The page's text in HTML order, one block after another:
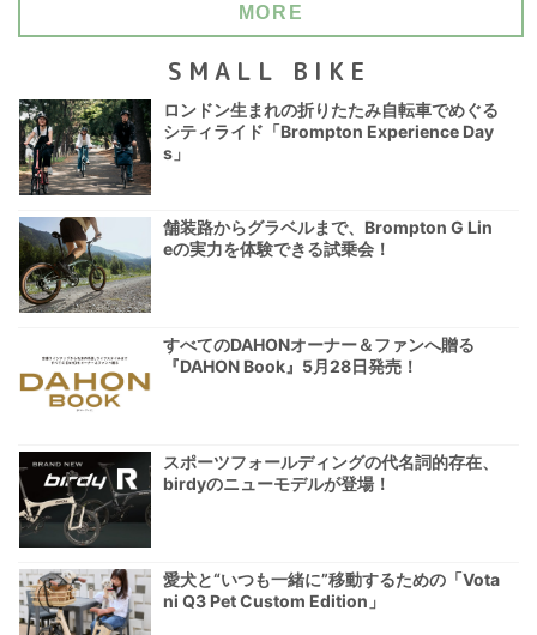
MORE
SMALL BIKE
ロンドン生まれの折りたたみ自転車でめぐる
シティライド「Brompton Experience Day
s」
舗装路からグラベルまで、Brompton G Lin
eの実力を体験できる試乗会！
すべてのDAHONオーナー＆ファンへ贈る
『DAHON Book』5月28日発売！
スポーツフォールディングの代名詞的存在、
birdyのニューモデルが登場！
愛犬と“いつも一緒に”移動するための「Vota
ni Q3 Pet Custom Edition」